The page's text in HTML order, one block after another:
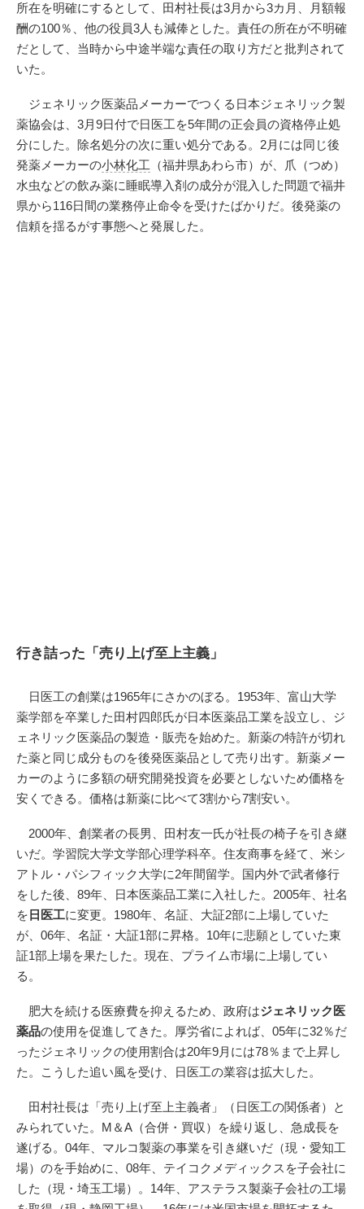
所在を明確にするとして、田村社長は3月から3カ月、月額報
酬の100％、他の役員3人も減俸とした。責任の所在が不明確
だとして、当時から中途半端な責任の取り方だと批判されて
いた。
ジェネリック医薬品メーカーでつくる日本ジェネリック製
薬協会は、3月9日付で日医工を5年間の正会員の資格停止処
分にした。除名処分の次に重い処分である。2月には同じ後
発薬メーカーの小林化工 （福井県あわら市）が、爪（つめ）
水虫などの飲み薬に睡眠導入剤の成分が混入した問題で福井
県から116日間の業務停止命令を受けたばかりだ。後発薬の
信頼を揺るがす事態へと発展した。
行き詰った「売り上げ至上主義」
日医工の創業は1965年にさかのぼる。1953年、富山大学
薬学部を卒業した田村四郎氏が日本医薬品工業を設立し、ジ
ェネリック医薬品の製造・販売を始めた。新薬の特許が切れ
た薬と同じ成分ものを後発医薬品として売り出す。新薬メー
カーのように多額の研究開発投資を必要としないため価格を
安くできる。価格は新薬に比べて3割から7割安い。
2000年、創業者の長男、田村友一氏が社長の椅子を引き継
いだ。学習院大学文学部心理学科卒。住友商事を経て、米シ
アトル・パシフィック大学に2年間留学。国内外で武者修行
をした後、89年、日本医薬品工業に入社した。2005年、社名
を 日医工に変更。1980年、名証、大証2部に上場していた
が、06年、名証・大証1部に昇格。10年に悲願としていた東
証1部上場を果たした。現在、プライム市場に上場してい
る。
肥大を続ける医療費を抑えるため、政府はジェネリック医
薬品の使用を促進してきた。厚労省によれば、05年に32％だ
ったジェネリックの使用割合は20年9月には78％まで上昇し
た。こうした追い風を受け、日医工の業容は拡大した。
田村社長は「売り上げ至上主義者」（日医工の関係者）と
みられていた。M＆A（合併・買収）を繰り返し、急成長を
遂げる。04年、マルコ製薬の事業を引き継いだ（現・愛知工
場）のを手始めに、08年、テイコクメディックスを子会社に
した（現・埼玉工場）。14年、アステラス製薬子会社の工場